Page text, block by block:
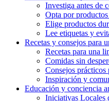
Investiga antes de
Opta por
Elige productos
Lee etiquetas y
Recetas y consejos para
Recetas para una
Comidas sin
Consejos prácticos
Inspiración y
Educación y conciencia
Iniciativas Locales